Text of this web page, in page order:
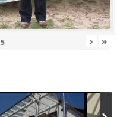
5 › »